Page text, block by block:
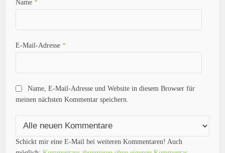
Name *
E-Mail-Adresse *
Name, E-Mail-Adresse und Website in diesem Browser für
meinen nächsten Kommentar speichern.
Schickt mir eine E-Mail bei weiteren Kommentaren! Auch